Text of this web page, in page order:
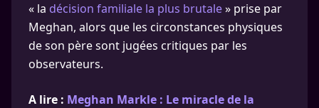
« la décision familiale la plus brutale» prise par
Meghan, alors que les circonstances physiques
de son père sont jugées critiques par les
observateurs.
A lire : Meghan Markle : Le miracle de la